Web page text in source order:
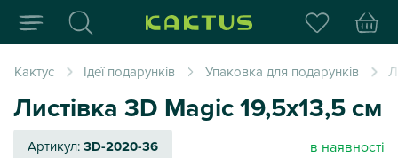
Інтернет-магазин
Кактус Ідеї подарунків Упаковка для подарунків
Листівка 3D Magic 19,5х13,5 см
Артикул:3D-2020-36 в наявності